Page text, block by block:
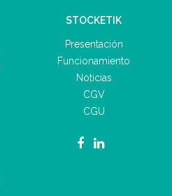
STOCKETIK
Presentación
Funcionamiento
Noticias
CGV
CGU